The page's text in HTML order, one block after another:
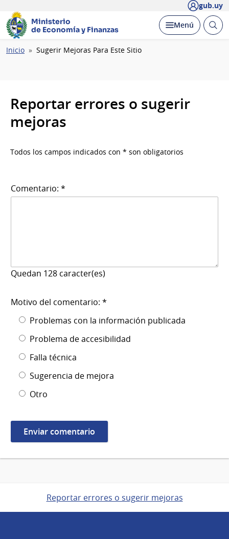
gub.uy
Ministerio
de Economía y Finanzas
Desplegar
Menú Abrir
Ruta
Inicio Sugerir Mejoras Para Este Sitio
Reportar errores o sugerir
mejoras
Todos los campos indicados con * son obligatorios
Comentario: *
Quedan 128 caracter(es)
Motivo del comentario: *
Problemas con la información publicada
Problema de accesibilidad
Falla técnica
Sugerencia de mejora
Otro
Reportar errores o sugerir mejoras